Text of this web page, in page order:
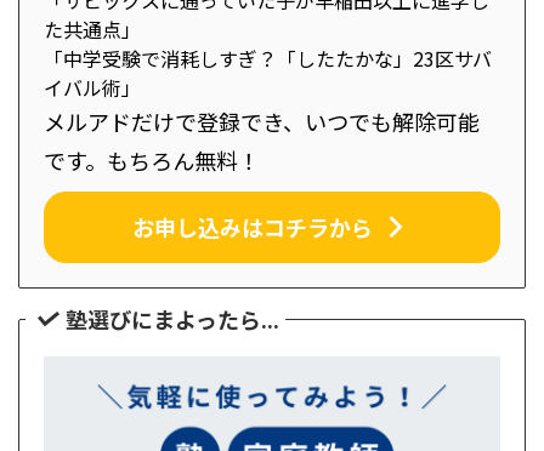
た共通点」
「中学受験で消耗しすぎ？「したたかな」23区サバ
イバル術」
メルアドだけで登録でき、いつでも解除可能
です。もちろん無料！
お申し込みはコチラから
塾選びにまよったら...